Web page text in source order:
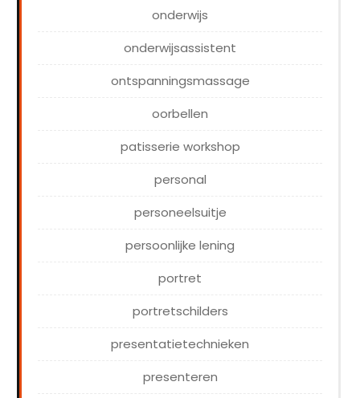
onderwijs
onderwijsassistent
ontspanningsmassage
oorbellen
patisserie workshop
personal
personeelsuitje
persoonlijke lening
portret
portretschilders
presentatietechnieken
presenteren